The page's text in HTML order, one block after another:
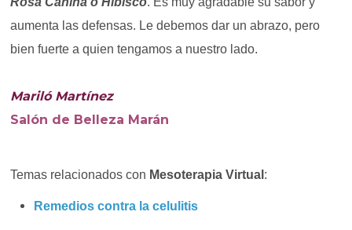
aumenta las defensas. Le debemos dar un abrazo, pero
bien fuerte a quien tengamos a nuestro lado.
Mariló Martínez
Salón de Belleza Marán
Temas relacionados con Mesoterapia Virtual :
Remedios contra la celulitis